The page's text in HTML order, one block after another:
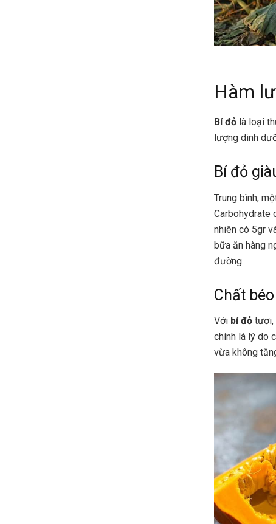
Hàm
Bí đỏ là loại
lượng dinh
Bí đỏ
Trung bình,
Carbohydrate
nhiên có 5gr
bữa ăn hàng
đường.
Chất béo
Với bí đỏ tươi,
chính là lý do
vừa không